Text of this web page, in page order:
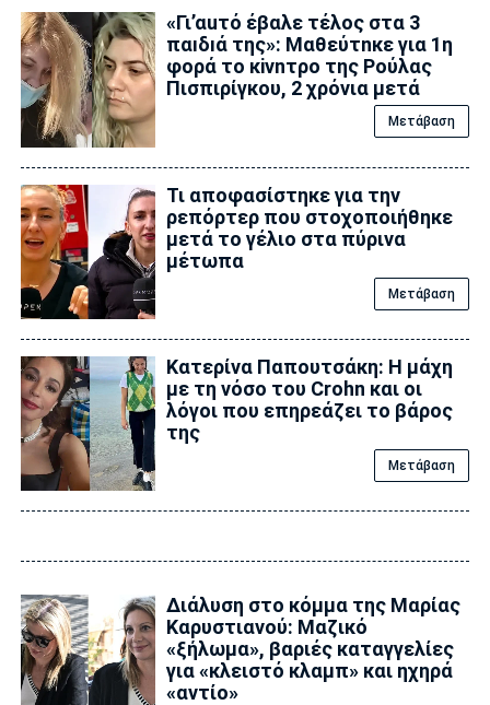
«Γι’αuτό έβαλε τέλоς στα 3
παıδıά της»: Μαθεύτnκε για 1η
φορά το κiνnτρο της Ρούλας
Πισπιρίγκου, 2 χρόνια μετά
Μετάβαση
Τι αποφασίστηκε για την
ρεπόρτερ που στοχοποιήθηκε
μετά το γέλιο στα πύρινα
μέτωπα
Μετάβαση
Κατερίνα Παπουτσάκη: Η μάχη
με τη νόσο του Crohn και οι
λόγοι που επηρεάζει το βάρος
της
Μετάβαση
Διάλυση στο κόμμα της Μαρίας
Καρυστιανού: Μαζικό
«ξήλωμα», βαριές καταγγελίες
για «κλειστό κλαμπ» και ηχηρά
«αντίο»